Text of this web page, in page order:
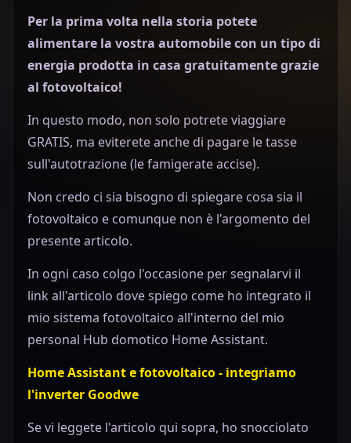
Per la prima volta nella storia potete
alimentare la vostra automobile con un tipo di
energia prodotta in casa gratuitamente grazie
al fotovoltaico!
In questo modo, non solo potrete viaggiare
GRATIS, ma eviterete anche di pagare le tasse
sull'autotrazione (le famigerate accise).
Non credo ci sia bisogno di spiegare cosa sia il
fotovoltaico e comunque non è l'argomento del
presente articolo.
In ogni caso colgo l'occasione per segnalarvi il
link all'articolo dove spiego come ho integrato il
mio sistema fotovoltaico all'interno del mio
personal Hub domotico Home Assistant.
Home Assistant e fotovoltaico - integriamo
l'inverter Goodwe
Se vi leggete l'articolo qui sopra, ho snocciolato